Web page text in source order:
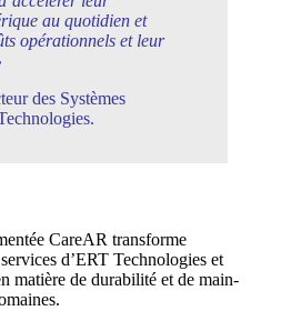
au quotidien et
opérationnels et leur
des Systèmes
CareAR transforme
d’ERT Technologies et
matière de durabilité et de main-